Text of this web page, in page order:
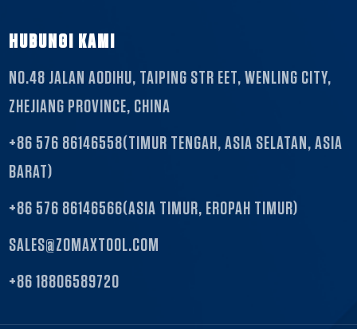
HUBUNGI KAMI
NO.48 JALAN AODIHU, TAIPING STR EET, WENLING CITY,
ZHEJIANG PROVINCE, CHINA
+86 576 86146558(TIMUR TENGAH, ASIA SELATAN, ASIA
BARAT)
+86 576 86146566(ASIA TIMUR, EROPAH TIMUR)
SALES@ZOMAXTOOL.COM
+86 18806589720